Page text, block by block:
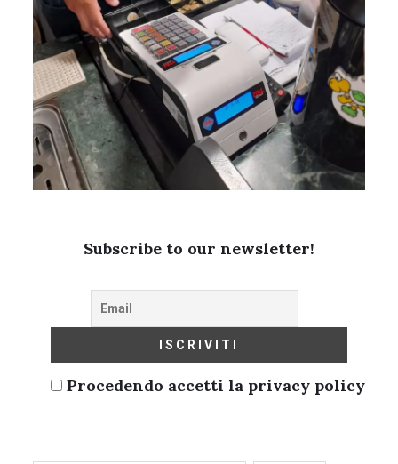
Subscribe to our newsletter!
Procedendo accetti la privacy policy